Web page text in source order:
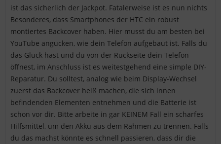
ist das sicherlich der Jackpot. Fatalerweise ist es nun nichts
Besonderes, dass Smartphones der HTC ein robust
montiertes Backcover haben. Hier musst du am besten bei
YouTube angucken, wie dein Telefon aufgebaut ist. Falls du
das Glück hast und du von der Rückseite dein Telefon
öffnest, im Anschluss ist es weitestgehend eine simple DIY-
Reparatur. Du solltest, analog wie beim Display-Wechsel
zuerst das Backcover heiß machen, die sich innen
befindenden Elementen entnehmen und die Batterie ist
schon vor dir. Bitte arbeite in gar KEINEM Fall ein scharfes
Hilfsmittel, um den Akku aus dem Rahmen zu trennen. Falls
du das machst könnte es schnell passieren, dass dir die